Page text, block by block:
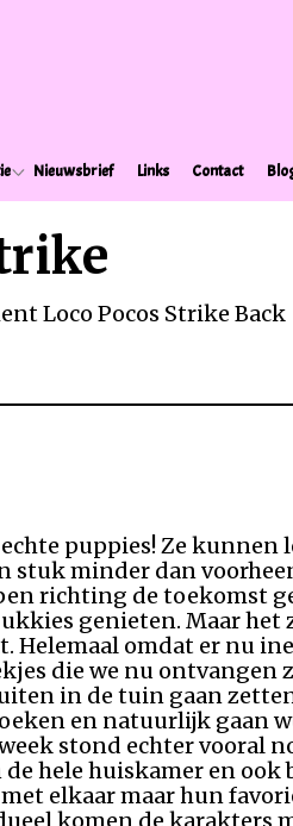
Nieuwsbrief Links Contact
Loco Pocos Strike Back
puppies! Ze kunnen
stuk minder dan
richting de toekomst
genieten. Maar het
omdat er nu
die we nu ontvangen
in de tuin gaan
en natuurlijk gaan
stond echter vooral
hele huiskamer en ook
elkaar maar hun